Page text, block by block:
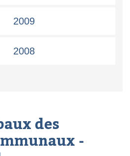
2009
2008
des
-